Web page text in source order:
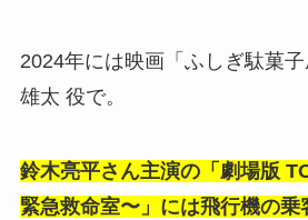
2024年には映画「ふしぎ駄菓
雄太 役で。
鈴木亮平さん主演の「劇場版
緊急救命室〜」には飛行機の乗